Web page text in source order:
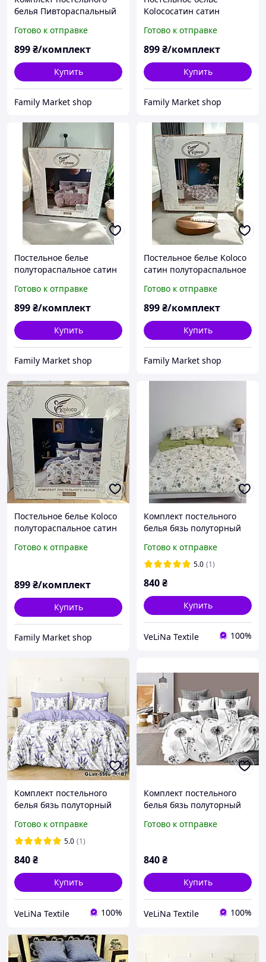
белья Пивтораспальный
розовый с желтым
акцентом
Готово к отправке
899₴/комплект
Купить
Family Market shop
Kolocoсатин сатин
150х220 см свет
бирюзовый
Готово к отправке
899₴/комплект
Купить
Family Market shop
Постельное белье
полутораспальное сатин
Готово к отправке
899₴/комплект
Купить
Family Market shop
Постельное белье Koloco
сатин полутораспальное
Готово к отправке
899₴/комплект
Купить
Family Market shop
Постельное белье Koloco
полутораспальное сатин
Готово к отправке
899₴/комплект
Купить
Family Market shop
Комплект постельного
белья бязь полуторный
Готово к отправке
5.0 (1)
840₴
Купить
VeLiNa Textile 100%
Комплект постельного
белья бязь полуторный
Готово к отправке
5.0 (1)
840₴
Купить
VeLiNa Textile 100%
Комплект постельного
белья бязь полуторный
Готово к отправке
840₴
Купить
VeLiNa Textile 100%